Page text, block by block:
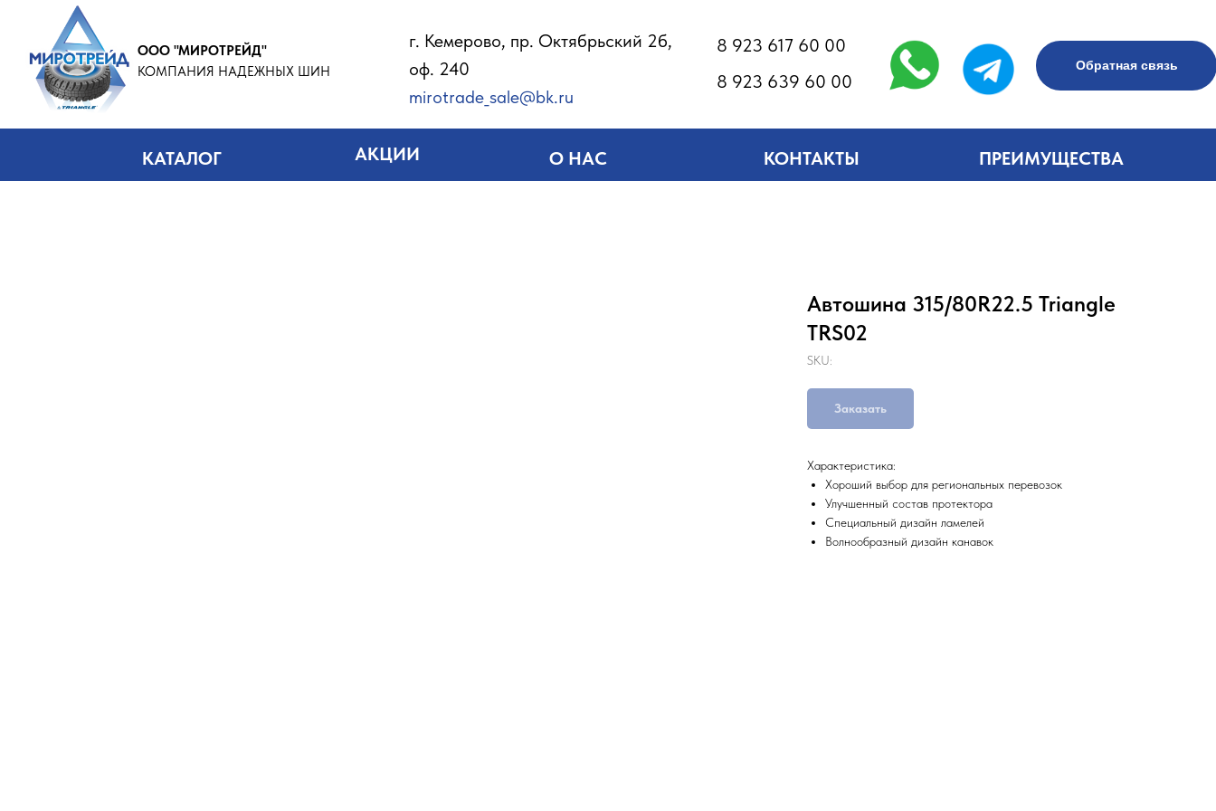
г. Кемерово, пр. Октябрьский 2б,
оф. 240
8 923 617 60 00
8 923 639 60 00
mirotrade_sale@bk.ru
Обратная связь
КАТАЛОГ АКЦИИ О НАС КОНТАКТЫ ПРЕИМУЩЕСТВА
ООО "МИРОТРЕЙД"
КОМПАНИЯ НАДЕЖНЫХ ШИН
Автошина 315/80R22.5 Triangle
TRS02
SKU:
Заказать
Характеристика:
Хороший выбор для региональных перевозок
Улучшенный состав протектора
Специальный дизайн ламелей
Волнообразный дизайн канавок